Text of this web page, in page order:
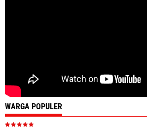
WARGA POPULER